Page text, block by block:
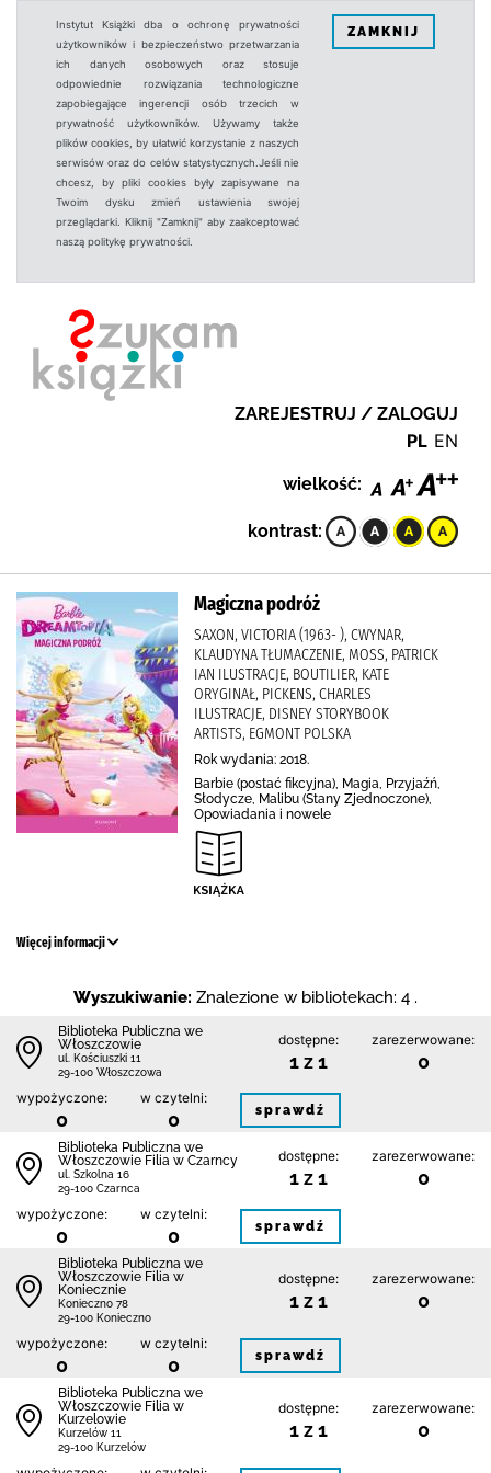
Instytut Książki dba o ochronę prywatności
użytkowników i bezpieczeństwo przetwarzania
ich danych osobowych oraz stosuje
odpowiednie rozwiązania technologiczne
zapobiegające ingerencji osób trzecich w
prywatność użytkowników. Używamy także
plików cookies, by ułatwić korzystanie z naszych
serwisów oraz do celów statystycznych.Jeśli nie
chcesz, by pliki cookies były zapisywane na
Twoim dysku zmień ustawienia swojej
przeglądarki. Kliknij "Zamknij" aby zaakceptować
naszą politykę prywatności.
ZAMKNIJ
ZAREJESTRUJ / ZALOGUJ
PL EN
wielkość:
kontrast:
Magiczna podróż
SAXON, VICTORIA (1963- ), CWYNAR,
KLAUDYNA TŁUMACZENIE, MOSS, PATRICK
IAN ILUSTRACJE, BOUTILIER, KATE
ORYGINAŁ, PICKENS, CHARLES
ILUSTRACJE, DISNEY STORYBOOK
ARTISTS, EGMONT POLSKA
Rok wydania: 2018.
Barbie (postać fikcyjna), Magia, Przyjaźń,
Słodycze, Malibu (Stany Zjednoczone),
Opowiadania i nowele
Więcej informacji
Wyszukiwanie: Znalezione w bibliotekach: 4 .
Biblioteka Publiczna we
Włoszczowie
ul. Kościuszki 11
29-100 Włoszczowa
dostępne:
1 z 1
zarezerwowane:
0
wypożyczone:
0
w czytelni:
0 sprawdź
Biblioteka Publiczna we
Włoszczowie Filia w Czarncy
ul. Szkolna 16
29-100 Czarnca
dostępne:
1 z 1
zarezerwowane:
0
wypożyczone:
0
w czytelni:
0 sprawdź
Biblioteka Publiczna we
Włoszczowie Filia w
Koniecznie
Konieczno 78
29-100 Konieczno
dostępne:
1 z 1
zarezerwowane:
0
wypożyczone:
0
w czytelni:
0 sprawdź
Biblioteka Publiczna we
Włoszczowie Filia w
Kurzelowie
Kurzelów 11
29-100 Kurzelów
dostępne:
1 z 1
zarezerwowane:
0